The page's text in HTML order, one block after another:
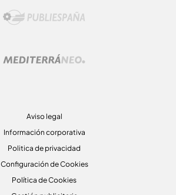
Aviso legal
Información corporativa
Politica de privacidad
Configuración de Cookies
Política de Cookies